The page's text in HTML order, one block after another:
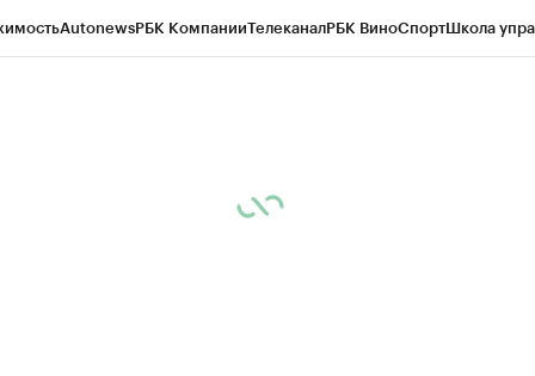
AutonewsРБК КомпанииТелеканалРБК ВиноСпортШкола